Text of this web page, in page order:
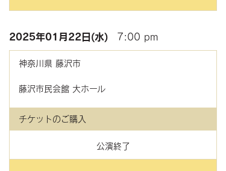
2025年01月22日(水) 7:00 pm
神奈川県 藤沢市
藤沢市民会館 大ホール
チケットのご購入
公演終了